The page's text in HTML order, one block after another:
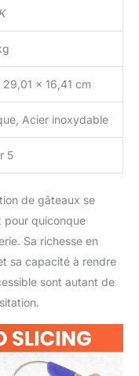
perturbation
et nous
24 douilles
numérotées
coupleurs
et des
douille, vous
de créer des
cupcakes.
flair créatif
chaque
(français non
les
avec chaque
décoration de
toute
Recevez un
29,01 x 16,41 cm
Acier inoxydable
5
de gâteaux se
pour quiconque
Sa richesse en
sa capacité à rendre
sont autant de